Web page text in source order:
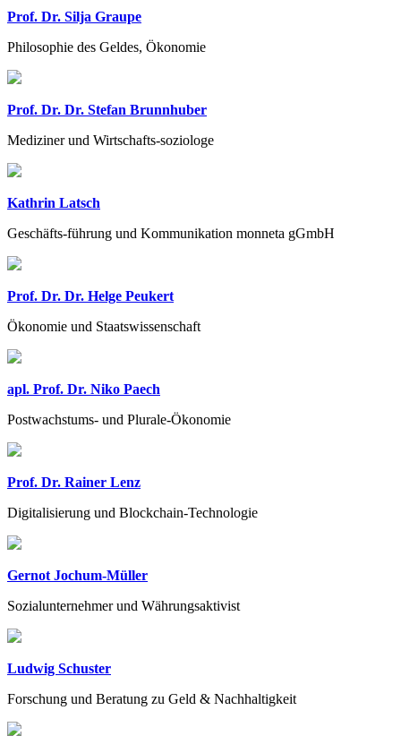
Prof. Dr. Silja Graupe
Philosophie des Geldes, Ökonomie
Prof. Dr. Dr. Stefan Brunnhuber
Mediziner und Wirtschafts-soziologe
Kathrin Latsch
Geschäfts-führung und Kommunikation monneta gGmbH
Prof. Dr. Dr. Helge Peukert
Ökonomie und Staatswissenschaft
apl. Prof. Dr. Niko Paech
Postwachstums- und Plurale-Ökonomie
Prof. Dr. Rainer Lenz
Digitalisierung und Blockchain-Technologie
Gernot Jochum-Müller
Sozialunternehmer und Währungsaktivist
Ludwig Schuster
Forschung und Beratung zu Geld & Nachhaltigkeit